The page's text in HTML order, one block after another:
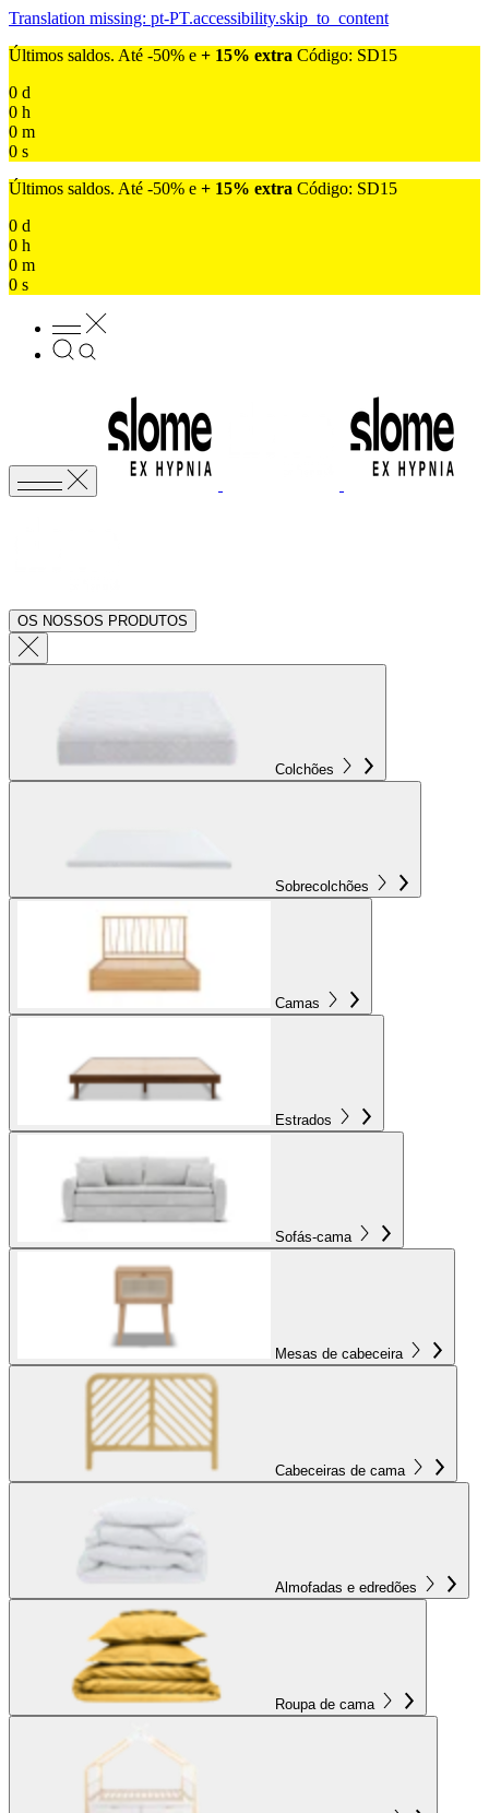
Translation missing: pt-PT.accessibility.skip_to_content
Últimos saldos. Até -50% e + 15% extra Código: SD15
0 d
0 h
0 m
0 s
Últimos saldos. Até -50% e + 15% extra Código: SD15
0 d
0 h
0 m
0 s
OS NOSSOS PRODUTOS
Colchões
Sobrecolchões
Camas
Estrados
Sofás-cama
Mesas de cabeceira
Cabeceiras de cama
Almofadas e edredões
Roupa de cama